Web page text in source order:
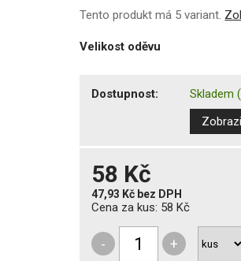
Tento produkt má 5 variant.
Velikost oděvu
Dostupnost: Skladem
58 Kč
47,93 Kč bez DPH
Cena za kus: 58 Kč
- +